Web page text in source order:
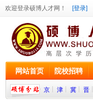
欢迎登录硕博人才网！ [登录]
网站首页 院校招聘
京 津 冀 晋